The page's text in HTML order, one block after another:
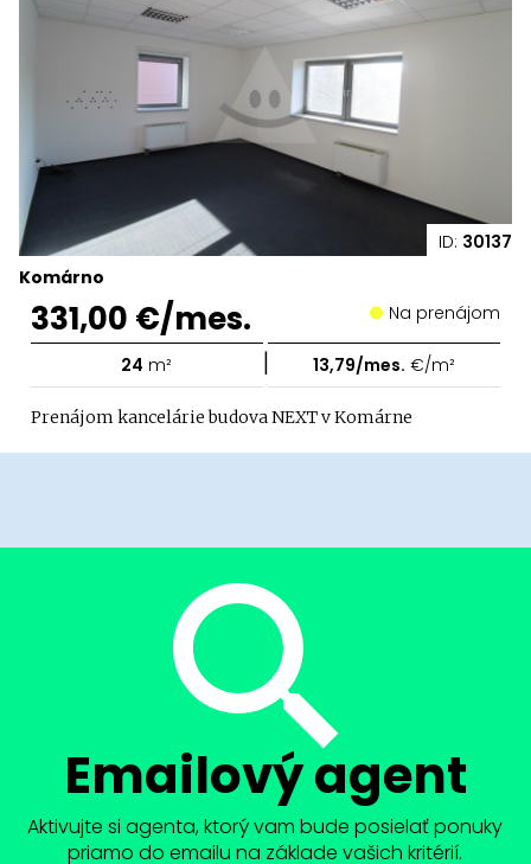
ID: 30137
Komárno
331,00 €/mes. Na prenájom
24 m² | 13,79/mes. €/m²
Prenájom kancelárie budova NEXT v Komárne
Emailový agent
Aktivujte si agenta, ktorý vam bude posielať ponuky
priamo do emailu na základe vašich kritérií.